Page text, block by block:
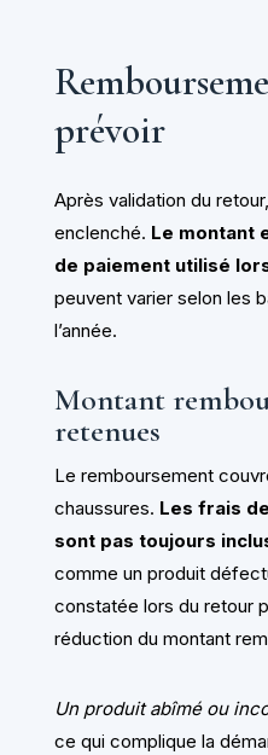
prévoir
Après validation du
enclenché. Le montant
de paiement utilisé
peuvent varier selon les
l’année.
Montant
retenues
Le remboursement
chaussures. Les frais
sont pas toujours
comme un produit
constatée lors du retour
réduction du montant
Un produit abîmé ou
ce qui complique la